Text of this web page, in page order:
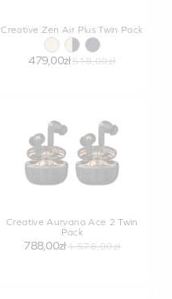
Creative Zen Air Plus Twin Pack
479,00zł518,00zł
Creative Aurvana Ace 2 Twin
Pack
788,00zł1 578,00zł